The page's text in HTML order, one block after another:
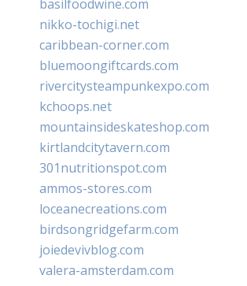
basilfoodwine.com
nikko-tochigi.net
caribbean-corner.com
bluemoongiftcards.com
rivercitysteampunkexpo.com
kchoops.net
mountainsideskateshop.com
kirtlandcitytavern.com
301nutritionspot.com
ammos-stores.com
loceanecreations.com
birdsongridgefarm.com
joiedevivblog.com
valera-amsterdam.com